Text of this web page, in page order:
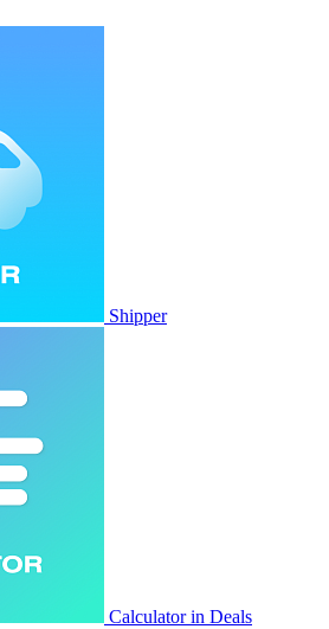
Shipper
Calculator in Deals